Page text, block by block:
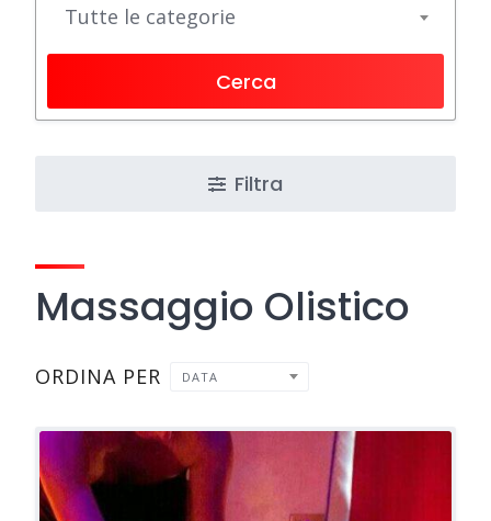
Tutte le categorie
Cerca
Filtra
Massaggio Olistico
ORDINA PER DATA